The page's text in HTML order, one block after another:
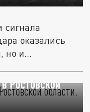
сигнала
оказались
но и...
Ростовской